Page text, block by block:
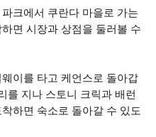
크에서 쿠란다 마을로 가는
면 시장과 상점을 둘러볼 수
이를 타고 케언스로 돌아갑
를 지나 스토니 크릭과 배런
하면 숙소로 돌아갈 수 있도